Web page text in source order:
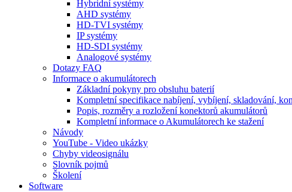
Hybridní systémy
AHD systémy
HD-TVI systémy
IP systémy
HD-SDI systémy
Analogové systémy
Dotazy FAQ
Informace o akumulátorech
Základní pokyny pro obsluhu baterií
Kompletní specifikace nabíjení, vybíjení, skladování,
Popis, rozměry a rozložení konektorů akumulátorů
Kompletní informace o Akumulátorech ke stažení
Návody
YouTube - Video ukázky
Chyby videosignálu
Slovník pojmů
Školení
Software